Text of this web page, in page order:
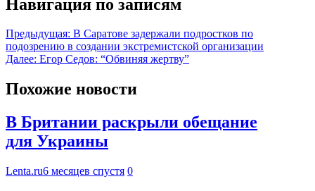
Навигация по записям
Предыдущая: В Саратове задержали подростков по
подозрению в создании экстремистской организации
Далее: Егор Седов: “Обвиняя жертву”
Похожие новости
В Британии раскрыли обещание
для Украины
Lenta.ru6 месяцев спустя 0